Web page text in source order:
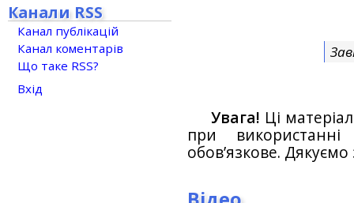
Увага! Ці
при
обов’язкове.
Канали RSS
Канал публікацій
Канал коментарів
Що таке RSS?
Вхід